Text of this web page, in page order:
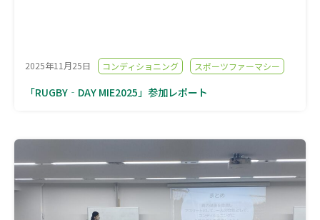
2025年11月25日 コンディショニング スポーツファーマシー
「RUGBY‐DAY MIE2025」参加レポート